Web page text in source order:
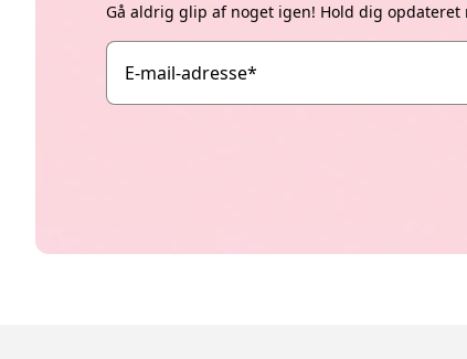
Gå aldrig glip af noget igen! Hold dig opdateret
E-mail-adresse*